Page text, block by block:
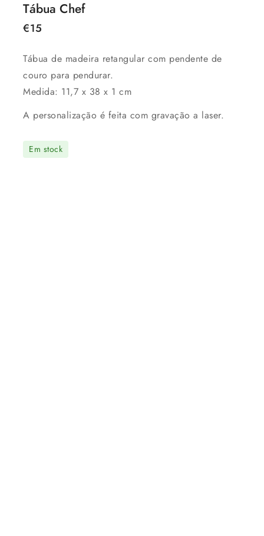
Tábua Chef
€15
Tábua de madeira retangular com pendente de
couro para pendurar.
Medida: 11,7 x 38 x 1 cm
A personalização é feita com gravação a laser.
Em stock